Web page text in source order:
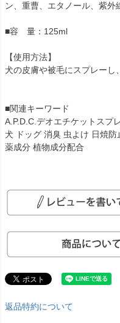
ン、重曹、エタノール、紫
■容 量：125ml
【使用方法】
犬の皮膚や被毛にスプレーし
■関連キーワード
A.P.D.C.デオエチケットスプ
犬 ドッグ 消臭 虫よけ 日焼
薬成分 植物成分配合
返品特約について